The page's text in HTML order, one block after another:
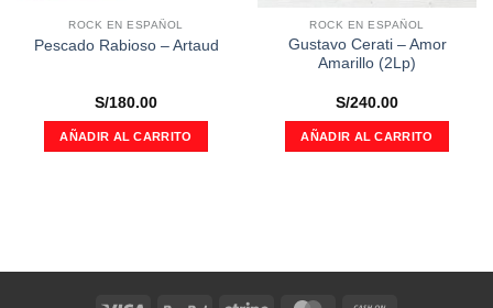
ROCK EN ESPAÑOL
Pescado Rabioso ‎– Artaud
S/180.00
AÑADIR AL CARRITO
ROCK EN ESPAÑOL
Gustavo Cerati – Amor
Amarillo (2Lp)
S/240.00
AÑADIR AL CARRITO